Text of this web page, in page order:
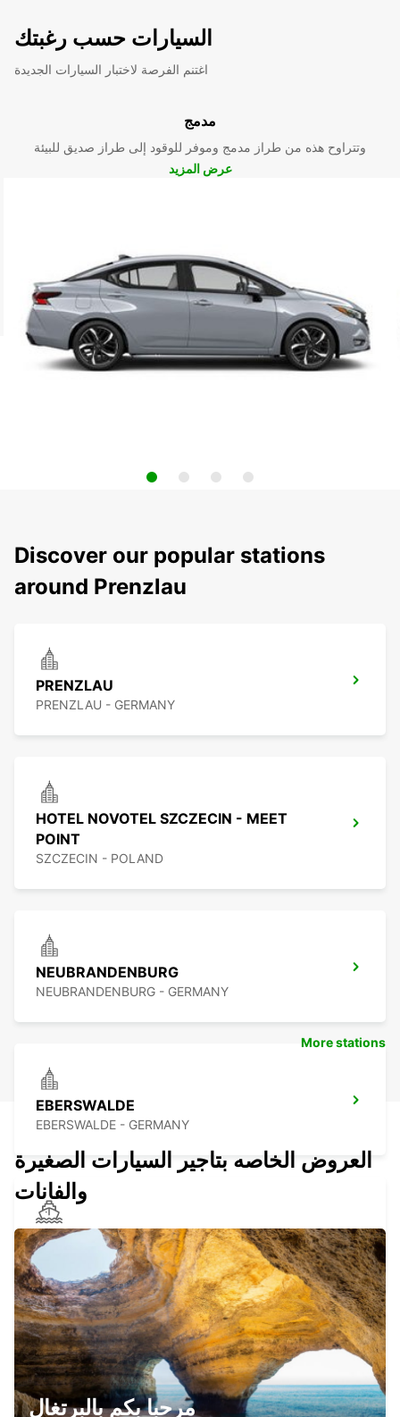
السيارات حسب رغبتك
اغتنم الفرصة لاختبار السيارات الجديدة
مدمج
وتتراوح هذه من طراز مدمج وموفر للوقود إلى طراز صديق للبيئة
عرض المزيد
Discover our popular stations
around Prenzlau
PRENZLAU
PRENZLAU - GERMANY
HOTEL NOVOTEL SZCZECIN - MEET
POINT
SZCZECIN - POLAND
NEUBRANDENBURG
NEUBRANDENBURG - GERMANY
EBERSWALDE
EBERSWALDE - GERMANY
SWINOUJSCIE FERRY MEETING POINT
SWINOUJSCIE - POLAND
SZCZECIN AIRPORT MEETING POINT
GOLENIOW - POLAND
More stations
العروض الخاصه بتاجير السيارات الصغيرة
والفانات
مرحبا بكم بالبرتغال